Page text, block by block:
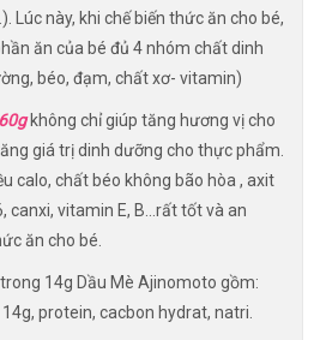
Lúc này, khi chế biến thức ăn cho bé,
ăn của bé đủ 4 nhóm chất dinh
béo, đạm, chất xơ- vitamin)
không chỉ giúp tăng hương vị cho
giá trị dinh dưỡng cho thực phẩm.
calo, chất béo không bão hòa , axit
canxi, vitamin E, B…rất tốt và an
ăn cho bé.
14g Dầu Mè Ajinomoto gồm:
protein, cacbon hydrat, natri.